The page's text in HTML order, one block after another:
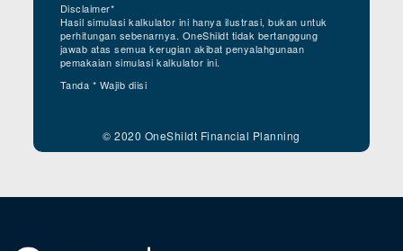
Disclaimer*
Hasil simulasi kalkulator ini hanya ilustrasi, bukan untuk
perhitungan sebenarnya. OneShildt tidak bertanggung
jawab atas semua kerugian akibat penyalahgunaan
pemakaian simulasi kalkulator ini.
Tanda * Wajib diisi
© 2020 OneShildt Financial Planning